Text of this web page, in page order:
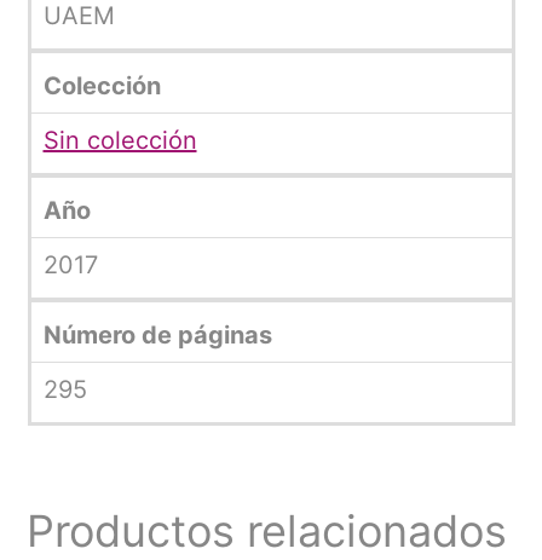
UAEM
Colección
Sin colección
Año
2017
Número de páginas
295
Productos relacionados